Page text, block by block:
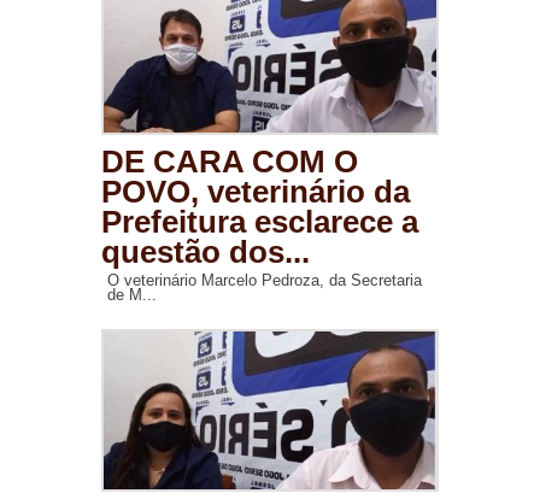
DE CARA COM O
POVO, veterinário da
Prefeitura esclarece a
questão dos...
O veterinário Marcelo Pedroza, da Secretaria
de M...